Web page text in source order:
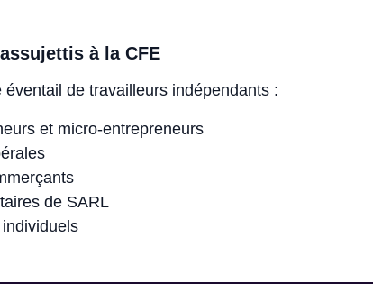
à la CFE
de travailleurs indépendants :
et micro-entrepreneurs
de SARL